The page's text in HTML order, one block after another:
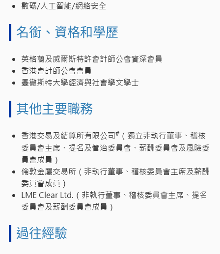
數碼/人工智能/網絡安全
名銜、資格和學歷
英格蘭及威爾斯特許會計師公會資深會員
香港會計師公會會員
曼徹斯特大學經濟與社會學文學士
其他主要職務
香港交易及結算所有限公司#（獨立非執行董事、稽核
委員會主席、提名及管治委員會、薪酬委員會及風險委
員會成員）
倫敦金屬交易所（非執行董事、稽核委員會主席及薪酬
委員會成員）
LME Clear Ltd.（非執行董事、稽核委員會主席、提名
委員會及薪酬委員會成員）
過往經驗